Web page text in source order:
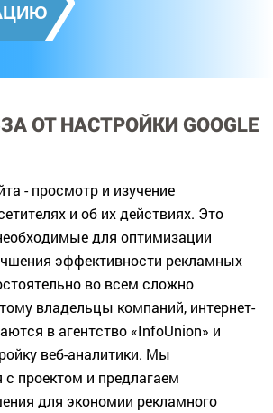
ОТ НАСТРОЙКИ GOOGLE
- просмотр и изучение
и об их действиях. Это
для оптимизации
эффективности рекламных
во всем сложно
владельцы компаний, интернет-
в агентство «InfoUnion» и
веб-аналитики. Мы
проектом и предлагаем
для экономии рекламного